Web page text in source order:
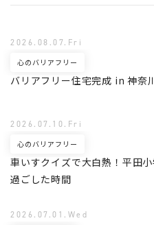
バリアフリー住宅完成 in 神奈
心のバリアフリー
2026.08.07.Fri
車いすクイズで大白熱！平田
過ごした時間
心のバリアフリー
2026.07.10.Fri
2026.07.01.Wed